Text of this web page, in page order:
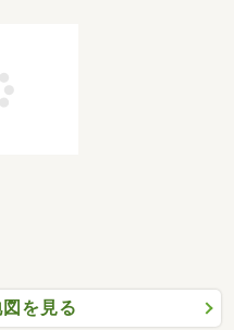
を見る